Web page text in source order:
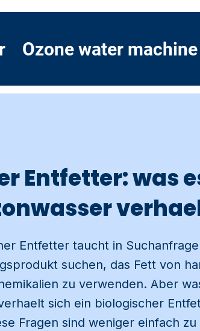
Ozone water machine
Entfetter: was
Entfetter taucht in
suchen, das Fett von
zu verwenden. Aber
sich ein biologischer
Fragen sind weniger einfach